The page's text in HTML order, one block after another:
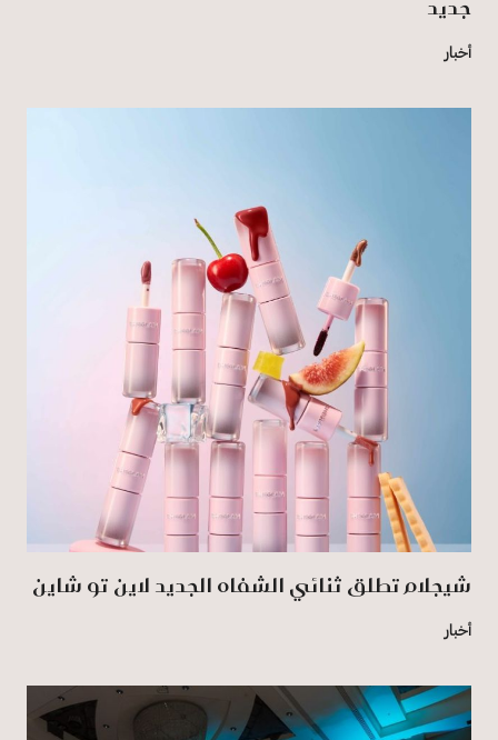
أخبار
شيجلام تطلق ثنائي الشفاه الجديد لاين تو شاين
أخبار